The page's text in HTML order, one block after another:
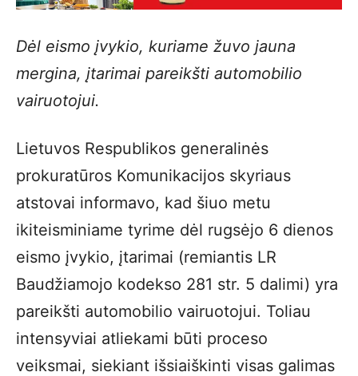
Dėl eismo įvykio, kuriame žuvo jauna
mergina, įtarimai pareikšti automobilio
vairuotojui.
Lietuvos Respublikos generalinės
prokuratūros Komunikacijos skyriaus
atstovai informavo, kad šiuo metu
ikiteisminiame tyrime dėl rugsėjo 6 dienos
eismo įvykio, įtarimai (remiantis LR
Baudžiamojo kodekso 281 str. 5 dalimi) yra
pareikšti automobilio vairuotojui. Toliau
intensyviai atliekami būti proceso
veiksmai, siekiant išsiaiškinti visas galimas